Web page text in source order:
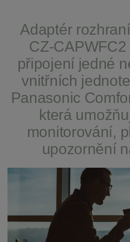
Adaptér
CZ-
připojení jedné
vnitřních
Panasonic
která
monitorování,
upozornění